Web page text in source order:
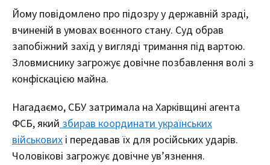
Йому повідомлено про підозру у державній зраді,
вчиненій в умовах воєнного стану. Суд обрав
запобіжний захід у вигляді тримання під вартою.
Зловмиснику загрожує довічне позбавлення волі з
конфіскацією майна.
Нагадаємо, СБУ затримала на Харківщині агента
ФСБ, якийзбирав координати українських
військових і передавав їх для російських ударів.
Чоловікові загрожує довічне ув’язнення.